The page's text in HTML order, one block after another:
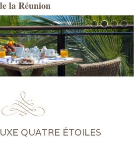
la Réunion
QUATRE ÉTOILES